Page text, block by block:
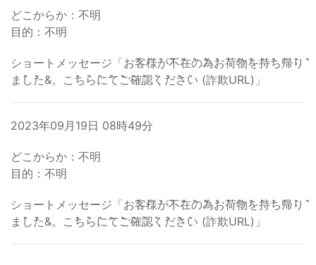
どこからか：不明
目的：不明
ショートメッセージ「お݉客݉様݉が݉不݉在݉の݉為݉お݉荷݉物݉を݉持݉ち݉帰݉り݉
ま݉し݉た&。こ݉ち݉ら݉に݉て݉ご݉確݉認݉く݉だ݉さ݉い (詐欺URL)」
2023年09月19日 08時49分
どこからか：不明
目的：不明
ショートメッセージ「お݉客݉様݉が݉不݉在݉の݉為݉お݉荷݉物݉を݉持݉ち݉帰݉り݉
ま݉し݉た&。こ݉ち݉ら݉に݉て݉ご݉確݉認݉く݉だ݉さ݉い (詐欺URL)」